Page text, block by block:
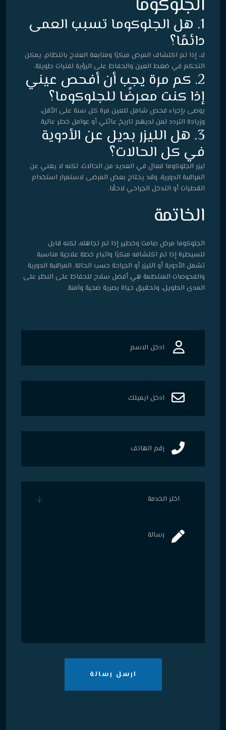
1. هل الجلوكوما تسبب العمى
دائمًا؟
لا، إذا تم اكتشاف المرض مبكرًا ومتابعة العلاج بانتظام، يمكن
التحكم في ضغط العين والحفاظ على الرؤية لفترات طويلة.
2. كم مرة يجب أن أفحص عيني
إذا كنت معرضًا للجلوكوما؟
يوصى بإجراء فحص شامل للعين مرة كل سنة على الأقل،
وزيادة التردد لمن لديهم تاريخ عائلي أو عوامل خطر عالية.
3. هل الليزر بديل عن الأدوية
في كل الحالات؟
ليزر الجلوكوما فعال في العديد من الحالات، لكنه لا يغني عن
المراقبة الدورية، وقد يحتاج بعض المرضى لاستمرار استخدام
القطرات أو التدخل الجراحي لاحقًا.
الخاتمة
الجلوكوما مرض صامت وخطير إذا تم تجاهله، لكنه قابل
للسيطرة إذا تم اكتشافه مبكرًا واتباع خطة علاجية مناسبة
تشمل الأدوية أو الليزر أو الجراحة حسب الحالة. المراقبة الدورية
والفحوصات المنتظمة هي أفضل سلاح للحفاظ على النظر على
المدى الطويل، وتحقيق حياة بصرية صحية وآمنة.
اختر الخدمة
ارسل رسالة